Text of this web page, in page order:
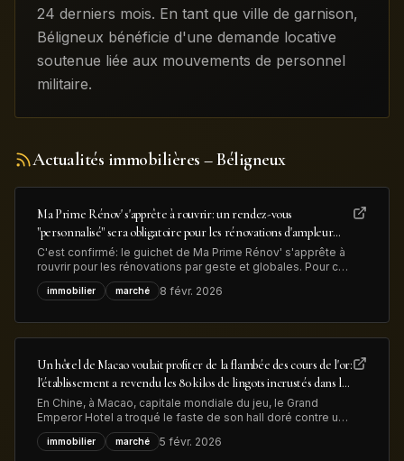
24 derniers mois. En tant que ville de garnison,
Béligneux bénéficie d'une demande locative
soutenue liée aux mouvements de personnel
militaire.
Actualités immobilières – Béligneux
Ma Prime Rénov' s'apprête à rouvrir: un rendez-vous
"personnalisé" sera obligatoire pour les rénovations d'ampleur
afin de lutter contre la fraude
C'est confirmé: le guichet de Ma Prime Rénov' s'apprête à
rouvrir pour les rénovations par geste et globales. Pour ces
dernières, "un rendez-vous personnalisé avec un
conseiller France Rénov' sera désormais obligatoire" avant
gouvernement, dans
immobilier marché 8 févr. 2026
Un hôtel de Macao voulait profiter de la flambée des cours de l'or:
l'établissement a revendu les 80 kilos de lingots incrustés dans le
sol de son hall d'entrée pour près de 13 millions de dollars
En Chine, à Macao, capitale mondiale du jeu, le Grand
Emperor Hotel a troqué le faste de son hall doré contre une
confortable plus-value. Les lingots d’or qui ornaient
l'entrée ont été retirés et vendus pour 13 millions de dollars
immobilier marché 5 févr. 2026